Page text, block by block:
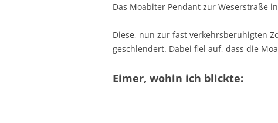
Das Moabiter Pendant zur Weserstraße
Diese, nun zur fast verkehrsberuhigten
geschlendert. Dabei fiel auf, dass die
Eimer, wohin ich blickte: